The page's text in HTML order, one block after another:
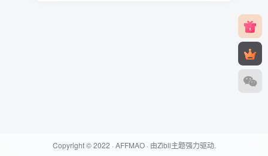
Copyright © 2022 · AFFMAO· 由Zibll主题强力驱动.